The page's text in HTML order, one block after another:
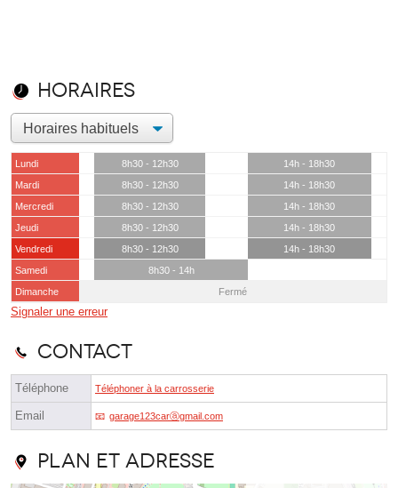
Horaires
Lundi 8h30 - 12h30
14h - 18h30
Mardi
8h30 - 12h30
14h - 18h30
Mercredi
8h30 - 12h30
14h - 18h30
Jeudi
8h30 - 12h30
14h - 18h30
Vendredi
8h30 - 12h30
14h - 18h30
Samedi
8h30 - 14h
Dimanche
Fermé
Signaler une erreur
Contact
Téléphone Téléphoner à la carrosserie
Email garage123carⓐgmail.com
Plan et adresse